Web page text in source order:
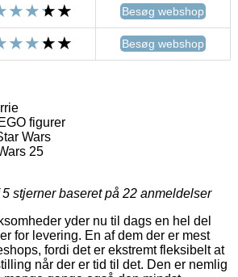
Besøg webshop
Besøg webshop
figurer
Wars
25
stjerner baseret på 22 anmeldelser
yder nu til dags en hel del
for levering. En af dem der er mest
fordi det er ekstremt fleksibelt at
når der er tid til det. Den er nemlig